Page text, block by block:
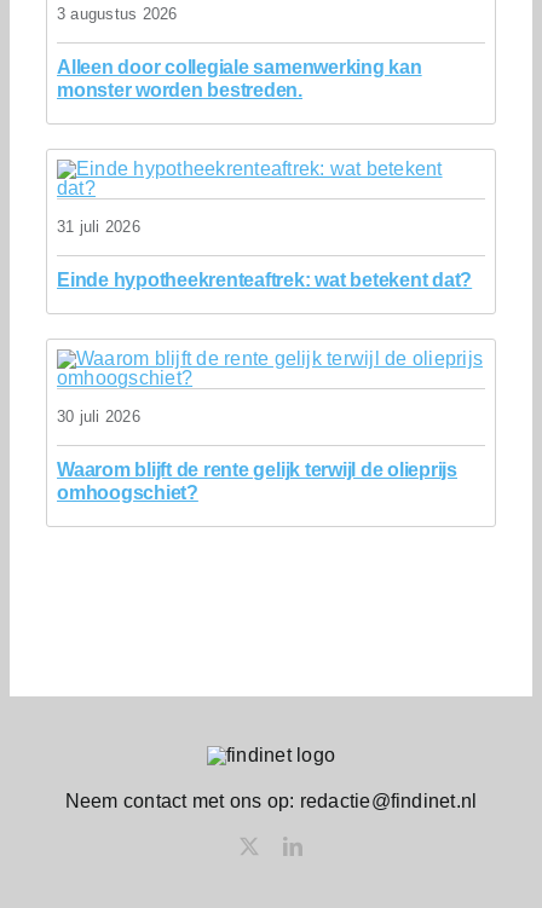
3 augustus 2026
Alleen door collegiale samenwerking kan
monster worden bestreden.
31 juli 2026
Einde hypotheekrenteaftrek: wat betekent dat?
30 juli 2026
Waarom blijft de rente gelijk terwijl de olieprijs
omhoogschiet?
Neem contact met ons op: redactie@findinet.nl